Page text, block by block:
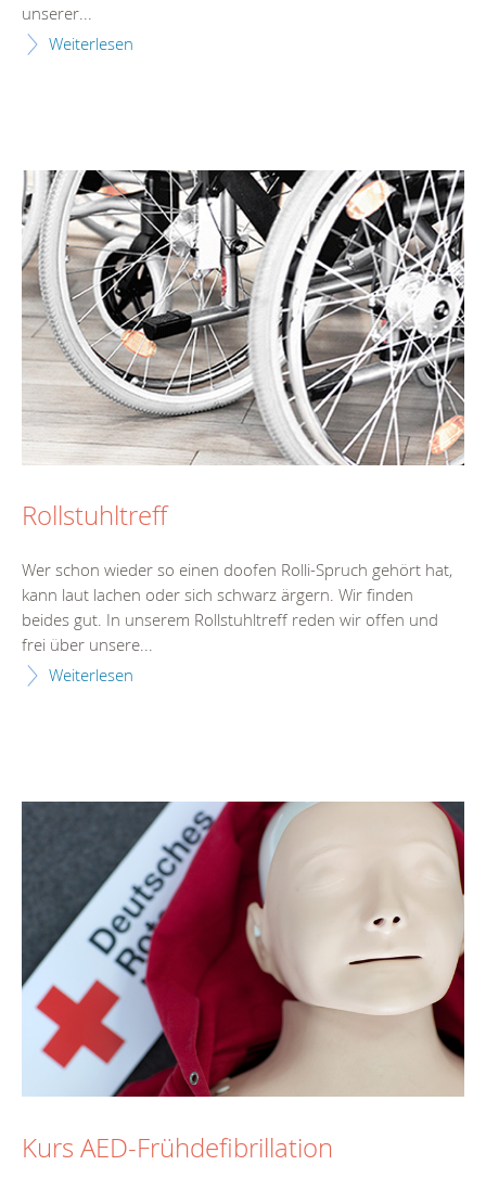
unserer...
Weiterlesen
Rollstuhltreff
Wer schon wieder so einen doofen Rolli-Spruch gehört hat,
kann laut lachen oder sich schwarz ärgern. Wir finden
beides gut. In unserem Rollstuhltreff reden wir offen und
frei über unsere...
Weiterlesen
Kurs AED-Frühdefibrillation